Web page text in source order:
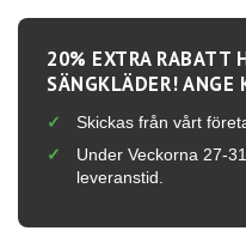
20% EXTRA RABATT
SÄNGKLÄDER!
Skickas från vårt
Under Veckorna 27-
leveranstid.